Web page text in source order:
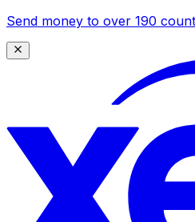
Send money to over 190